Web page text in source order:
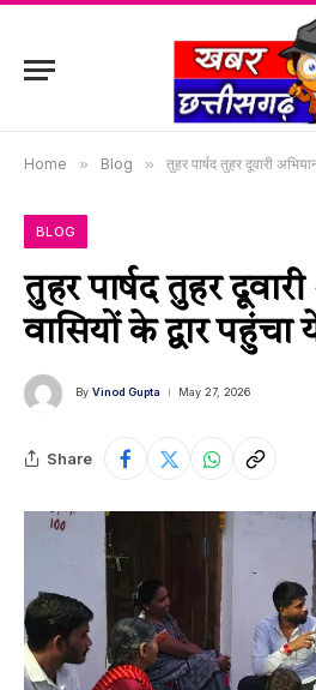
Home » Blog » तुहर पार्षद तुहर दूवारी
BLOG
तुहर पार्षद तुहर
वासियों के द्वार पहुंचा
By Vinod Gupta May 27, 2026
Share